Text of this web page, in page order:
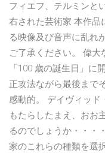
フィエフ、テルミンと
右された芸術家 本作品
る映像及び音声に乱れ
ご了承ください。 偉
「100 歳の誕生日」に
正攻法ながら最後まで
感動的。 デイヴィッド
もたらしたまえ、おお
るのでしょうか・・・
家のこれらの種類を選